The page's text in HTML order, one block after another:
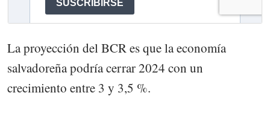
La proyección del BCR es que la economía
salvadoreña podría cerrar 2024 con un
crecimiento entre 3 y 3,5 %.